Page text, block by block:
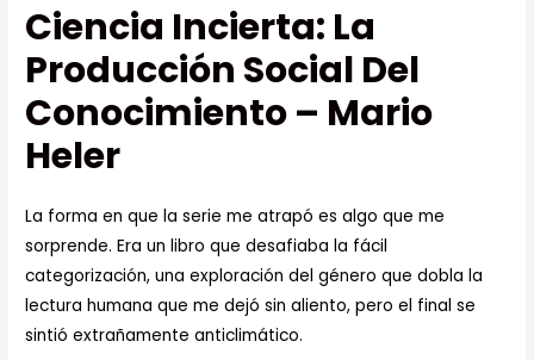
Ciencia Incierta: La
Producción Social Del
Conocimiento – Mario
Heler
La forma en que la serie me atrapó es algo que me
sorprende. Era un libro que desafiaba la fácil
categorización, una exploración del género que dobla la
lectura humana que me dejó sin aliento, pero el final se
sintió extrañamente anticlimático.